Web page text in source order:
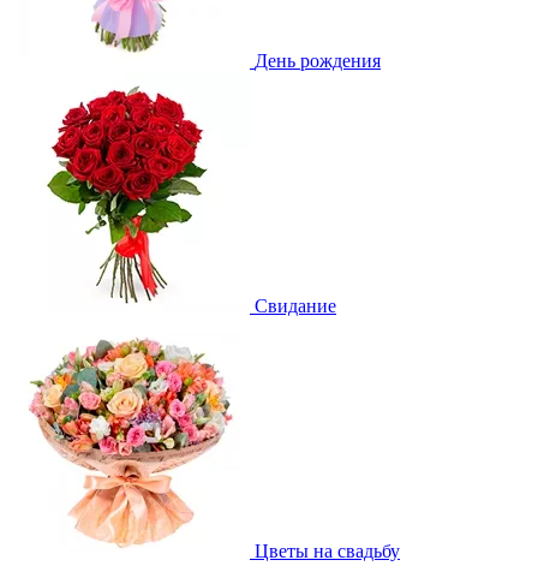
День рождения
Свидание
Цветы на свадьбу